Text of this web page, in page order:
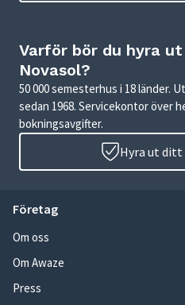
Varför bör du hyra
Novasol?
50 000 semesterhus i 18 länder.
sedan 1968. Servicekontor över
bokningsavgifter.
Hyra ut ditt
Företag
Om oss
Om Awaze
Press